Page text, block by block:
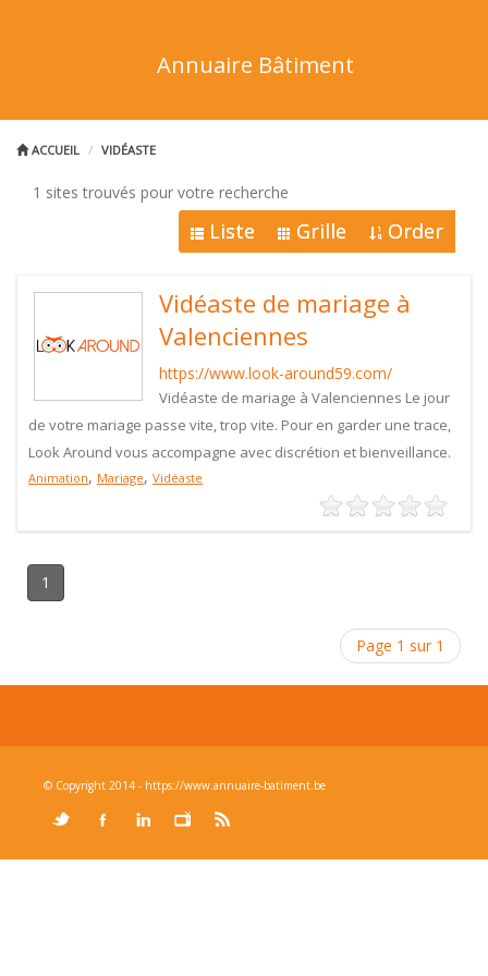
Annuaire Bâtiment
ACCUEIL VIDÉASTE
1 sites trouvés pour votre recherche
Liste Grille Order
Vidéaste de mariage à
Valenciennes
https://www.look-around59.com/
Vidéaste de mariage à Valenciennes Le jour
de votre mariage passe vite, trop vite. Pour en garder une trace,
Look Around vous accompagne avec discrétion et bienveillance.
Animation, Mariage, Vidéaste
1
Page 1 sur 1
© Copyright 2014 - https://www.annuaire-batiment.be